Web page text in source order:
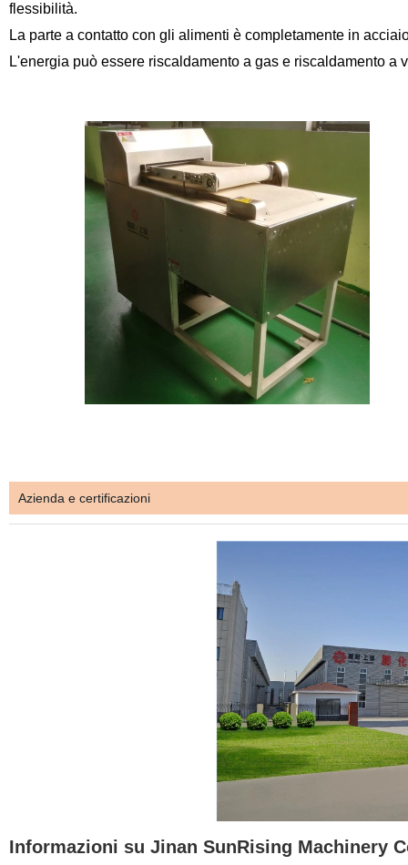
flessibilità.
La parte a contatto con gli alimenti è completamente in
L'energia può essere riscaldamento a gas e riscaldamento a
Azienda e certificazioni
Informazioni su Jinan SunRising Machinery